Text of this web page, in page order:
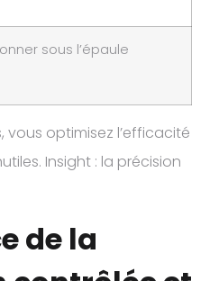
sous l’épaule
vous optimisez l’efficacité
Insight : la précision
de la